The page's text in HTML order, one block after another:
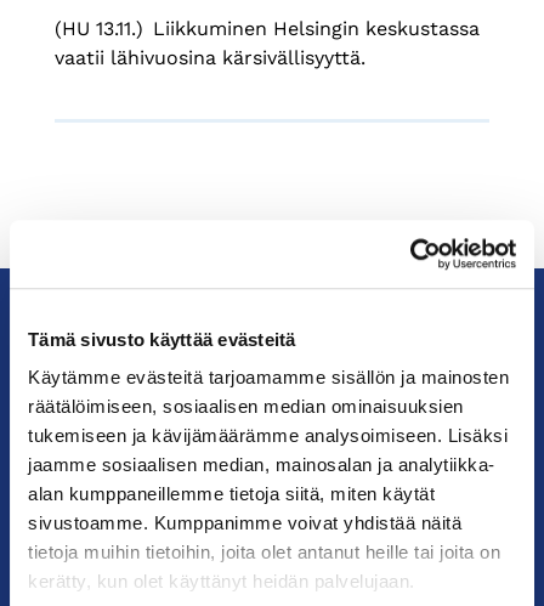
Tämä sivusto käyttää evästeitä
Käytämme evästeitä tarjoamamme sisällön ja mainosten
räätälöimiseen, sosiaalisen median ominaisuuksien
tukemiseen ja kävijämäärämme analysoimiseen. Lisäksi
jaamme sosiaalisen median, mainosalan ja analytiikka-
alan kumppaneillemme tietoja siitä, miten käytät
sivustoamme. Kumppanimme voivat yhdistää näitä
tietoja muihin tietoihin, joita olet antanut heille tai joita on
kerätty, kun olet käyttänyt heidän palvelujaan.
(HU 13.11.) Liikkuminen Helsingin keskustassa
vaatii lähivuosina kärsivällisyyttä.
seudun
kauppakamari
YHTEYSTIEDOT
Helsingin toimisto
Käyntiosoite: Kalevankatu 12, 00100 Helsinki